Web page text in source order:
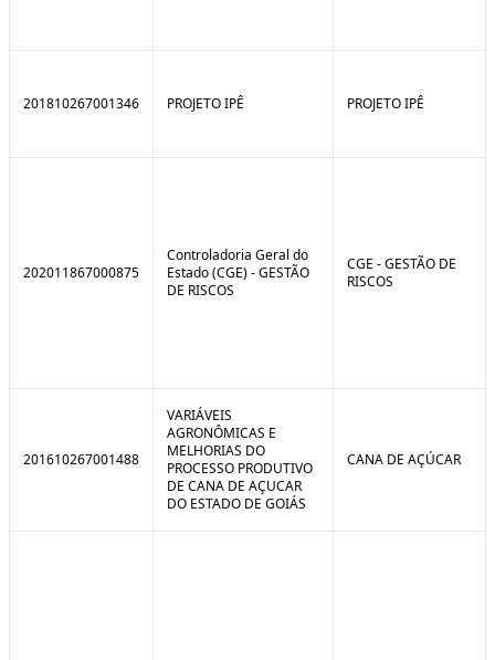
201810267001346 PROJETO IPÊ PROJETO IPÊ
202011867000875
Controladoria Geral do
Estado (CGE) - GESTÃO
DE RISCOS
CGE - GESTÃO DE
RISCOS
201610267001488
VARIÁVEIS
AGRONÔMICAS E
MELHORIAS DO
PROCESSO PRODUTIVO
DE CANA DE AÇUCAR
DO ESTADO DE GOIÁS
CANA DE AÇÚCAR